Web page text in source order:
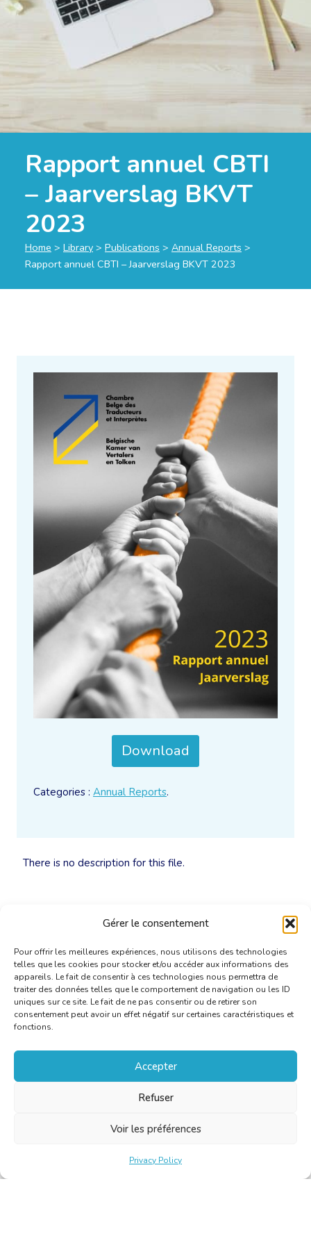
Gérer le consentement
Pour offrir les meilleures expériences, nous utilisons des technologies
telles que les cookies pour stocker et/ou accéder aux informations des
appareils. Le fait de consentir à ces technologies nous permettra de
traiter des données telles que le comportement de navigation ou les ID
uniques sur ce site. Le fait de ne pas consentir ou de retirer son
consentement peut avoir un effet négatif sur certaines caractéristiques et
fonctions.
Accepter
Refuser
Voir les préférences
Privacy Policy
Rapport annuel CBTI
– Jaarverslag BKVT
2023
Home > Library > Publications > Annual Reports >
Rapport annuel CBTI – Jaarverslag BKVT 2023
There is no description for this file.
Download
Categories : Annual Reports.